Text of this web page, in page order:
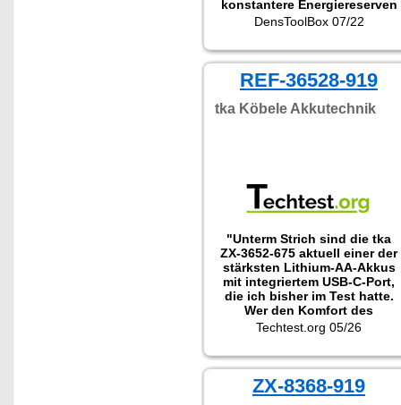
konstantere Energiereserven
zeigte. Perfekt für
DensToolBox 07/22
REF-36528-919
tka Köbele Akkutechnik
"Unterm Strich sind die tka
ZX-3652-675 aktuell einer der
stärksten Lithium-AA-Akkus
mit integriertem USB-C-Port,
die ich bisher im Test hatte.
Wer den Komfort des
kabellosen Ladens ohne
Kapazitätskompromiss sucht,
ist hier klar."
Techtest.org 05/26
ZX-8368-919